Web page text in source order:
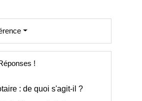
!
: de quoi s'agit-il ?